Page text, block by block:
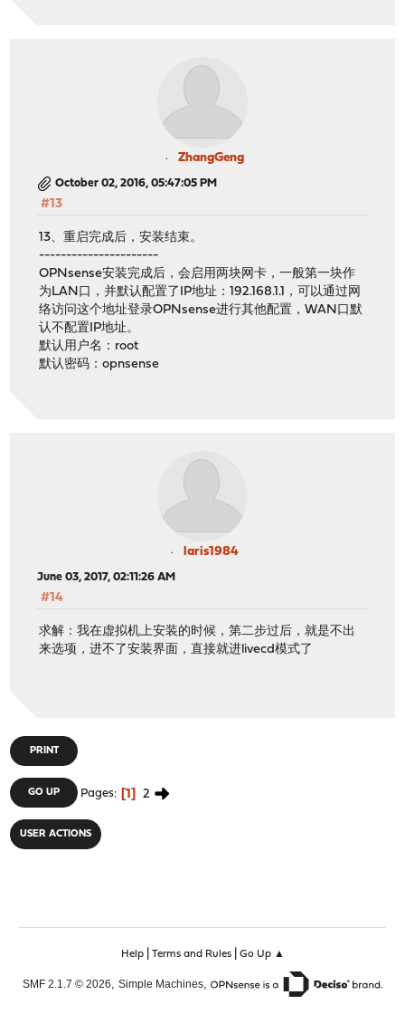
ZhangGeng
October 02, 2016, 05:47:05 PM
#13
13、重启完成后，安装结束。
----------------------
OPNsense安装完成后，会启用两块网卡，一般第一块作
为LAN口，并默认配置了IP地址：192.168.1.1，可以通过网
络访问这个地址登录OPNsense进行其他配置，WAN口默
认不配置IP地址。
默认用户名：root
默认密码：opnsense
laris1984
June 03, 2017, 02:11:26 AM
#14
求解：我在虚拟机上安装的时候，第二步过后，就是不出
来选项，进不了安装界面，直接就进livecd模式了
PRINT
GO UP Pages 1 2
USER ACTIONS
Help| Terms and Rules| Go Up ▲
SMF 2.1.7 © 2026, Simple Machines,